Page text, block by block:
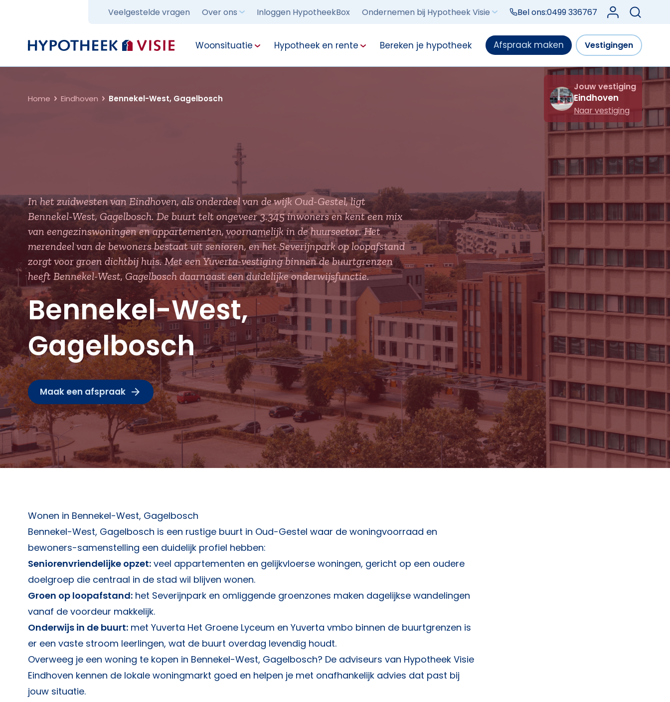
Veelgestelde vragen Over ons Inloggen HypotheekBox Ondernemen bij Hypotheek Visie Bel ons:0499 336767 Log in bij Mijn
Terug naar home Woonsituatie Hypotheek en rente Bereken je hypotheek Afspraak maken Vestigingen
Home Eindhoven Bennekel-West, Gagelbosch
Jouw vestiging
Eindhoven
Naar vestiging
In het zuidwesten van Eindhoven, als onderdeel van de wijk Oud-Gestel, ligt
Bennekel-West, Gagelbosch. De buurt telt ongeveer 3.345 inwoners en kent een mix
van eengezinswoningen en appartementen, voornamelijk in de huursector. Het
merendeel van de bewoners bestaat uit senioren, en het Severijnpark op loopafstand
zorgt voor groen dichtbij huis. Met een Yuverta-vestiging binnen de buurtgrenzen
heeft Bennekel-West, Gagelbosch daarnaast een duidelijke onderwijsfunctie.
Bennekel-West,
Gagelbosch
Maak een afspraak
Wonen in Bennekel-West, Gagelbosch
Bennekel-West, Gagelbosch is een rustige buurt in Oud-Gestel waar de woningvoorraad en
bewoners-samenstelling een duidelijk profiel hebben:
Seniorenvriendelijke opzet: veel appartementen en gelijkvloerse woningen, gericht op een oudere
doelgroep die centraal in de stad wil blijven wonen.
Groen op loopafstand: het Severijnpark en omliggende groenzones maken dagelijkse wandelingen
vanaf de voordeur makkelijk.
Onderwijs in de buurt: met Yuverta Het Groene Lyceum en Yuverta vmbo binnen de buurtgrenzen is
er een vaste stroom leerlingen, wat de buurt overdag levendig houdt.
Overweeg je een woning te kopen in Bennekel-West, Gagelbosch? De adviseurs van Hypotheek Visie
Eindhoven kennen de lokale woningmarkt goed en helpen je met onafhankelijk advies dat past bij
jouw situatie.